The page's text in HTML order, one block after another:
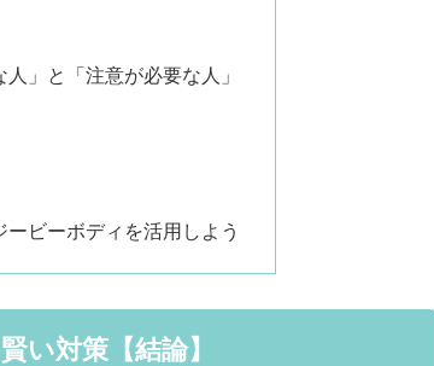
」と「注意が必要な人」
ビーボディを活用しよう
い対策【結論】